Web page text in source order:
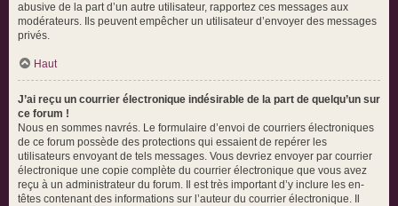
abusive de la part d’un autre utilisateur, rapportez ces messages aux
modérateurs. Ils peuvent empêcher un utilisateur d’envoyer des messages
privés.
Haut
J’ai reçu un courrier électronique indésirable de la part de quelqu’un sur
ce forum !
Nous en sommes navrés. Le formulaire d’envoi de courriers électroniques
de ce forum possède des protections qui essaient de repérer les
utilisateurs envoyant de tels messages. Vous devriez envoyer par courrier
électronique une copie complète du courrier électronique que vous avez
reçu à un administrateur du forum. Il est très important d’y inclure les en-
têtes contenant des informations sur l’auteur du courrier électronique. Il